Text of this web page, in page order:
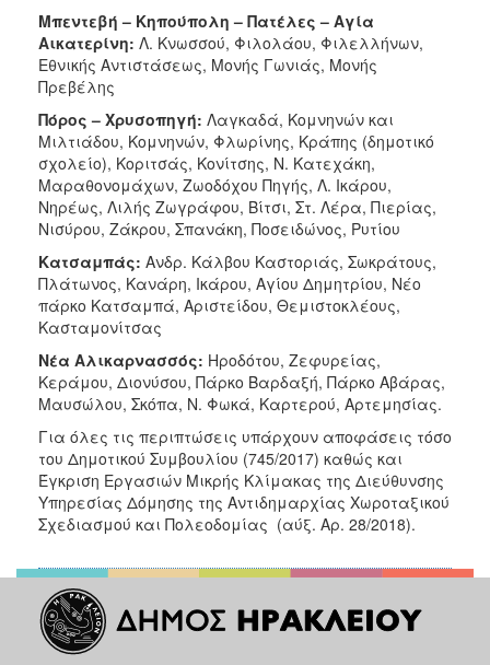
Μπεντεβή – Κηπούπολη – Πατέλες – Αγία
Αικατερίνη: Λ. Κνωσσού, Φιλολάου, Φιλελλήνων,
Εθνικής Αντιστάσεως, Μονής Γωνιάς, Μονής
Πρεβέλης
Πόρος – Χρυσοπηγή: Λαγκαδά, Κομνηνών και
Μιλτιάδου, Κομνηνών, Φλωρίνης, Κράπης (δημοτικό
σχολείο), Κοριτσάς, Κονίτσης, Ν. Κατεχάκη,
Μαραθονομάχων, Ζωοδόχου Πηγής, Λ. Ικάρου,
Νηρέως, Λιλής Ζωγράφου, Βίτσι, Στ. Λέρα, Πιερίας,
Νισύρου, Ζάκρου, Σπανάκη, Ποσειδώνος, Ρυτίου
Κατσαμπάς: Ανδρ. Κάλβου Καστοριάς, Σωκράτους,
Πλάτωνος, Κανάρη, Ικάρου, Αγίου Δημητρίου, Νέο
πάρκο Κατσαμπά, Αριστείδου, Θεμιστοκλέους,
Κασταμονίτσας
Νέα Αλικαρνασσός: Ηροδότου, Ζεφυρείας,
Κεράμου, Διονύσου, Πάρκο Βαρδαξή, Πάρκο Αβάρας,
Μαυσώλου, Σκόπα, Ν. Φωκά, Καρτερού, Αρτεμησίας.
Για όλες τις περιπτώσεις υπάρχουν αποφάσεις τόσο
του Δημοτικού Συμβουλίου (745/2017) καθώς και
Έγκριση Εργασιών Μικρής Κλίμακας της Διεύθυνσης
Υπηρεσίας Δόμησης της Αντιδημαρχίας Χωροταξικού
Σχεδιασμού και Πολεοδομίας (αύξ. Αρ. 28/2018).